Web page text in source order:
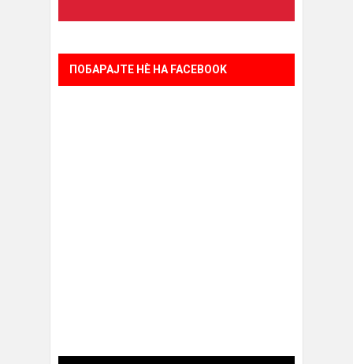
ПОБАРАЈТЕ НÈ НА FACEBOOK